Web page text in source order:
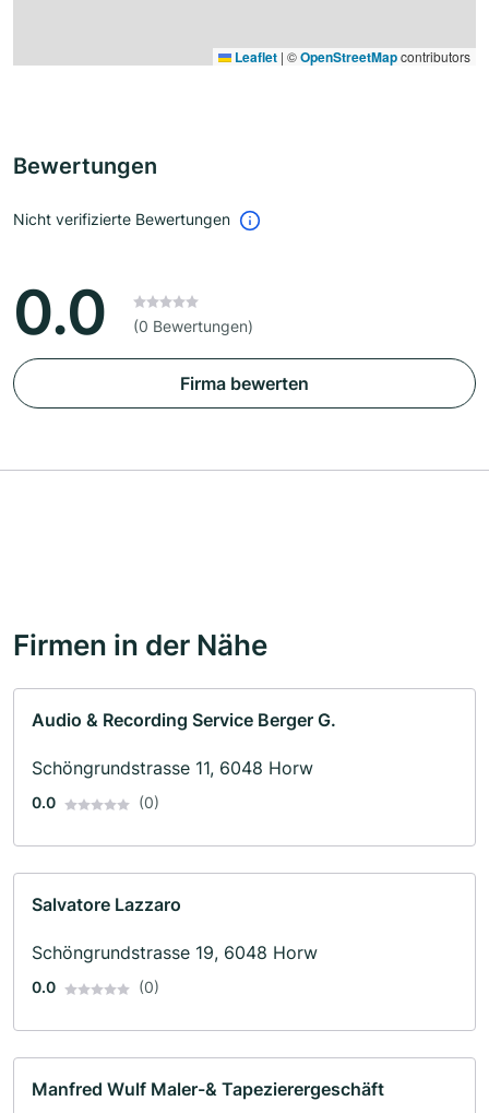
Leaflet | ©OpenStreetMapcontributors
Bewertungen
Nicht verifizierte Bewertungen
0.0 (0 Bewertungen)
Firma bewerten
Firmen in der Nähe
Audio & Recording Service Berger G.
Schöngrundstrasse 11, 6048 Horw
0.0 (0)
Salvatore Lazzaro
Schöngrundstrasse 19, 6048 Horw
0.0 (0)
Manfred Wulf Maler-& Tapezierergeschäft